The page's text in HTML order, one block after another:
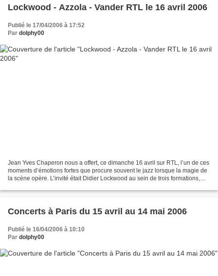
Lockwood - Azzola - Vander RTL le 16 avril 2006
Publié le 17/04/2006 à 17:52
Par dolphy00
Jean Yves Chaperon nous a offert, ce dimanche 16 avril sur RTL, l’un de ces
moments d’émotions fortes que procure souvent le jazz lorsque la magie de
la scène opère. L’invité était Didier Lockwood au sein de trois formations,
Concerts à Paris du 15 avril au 14 mai 2006
Publié le 16/04/2006 à 10:10
Par dolphy00